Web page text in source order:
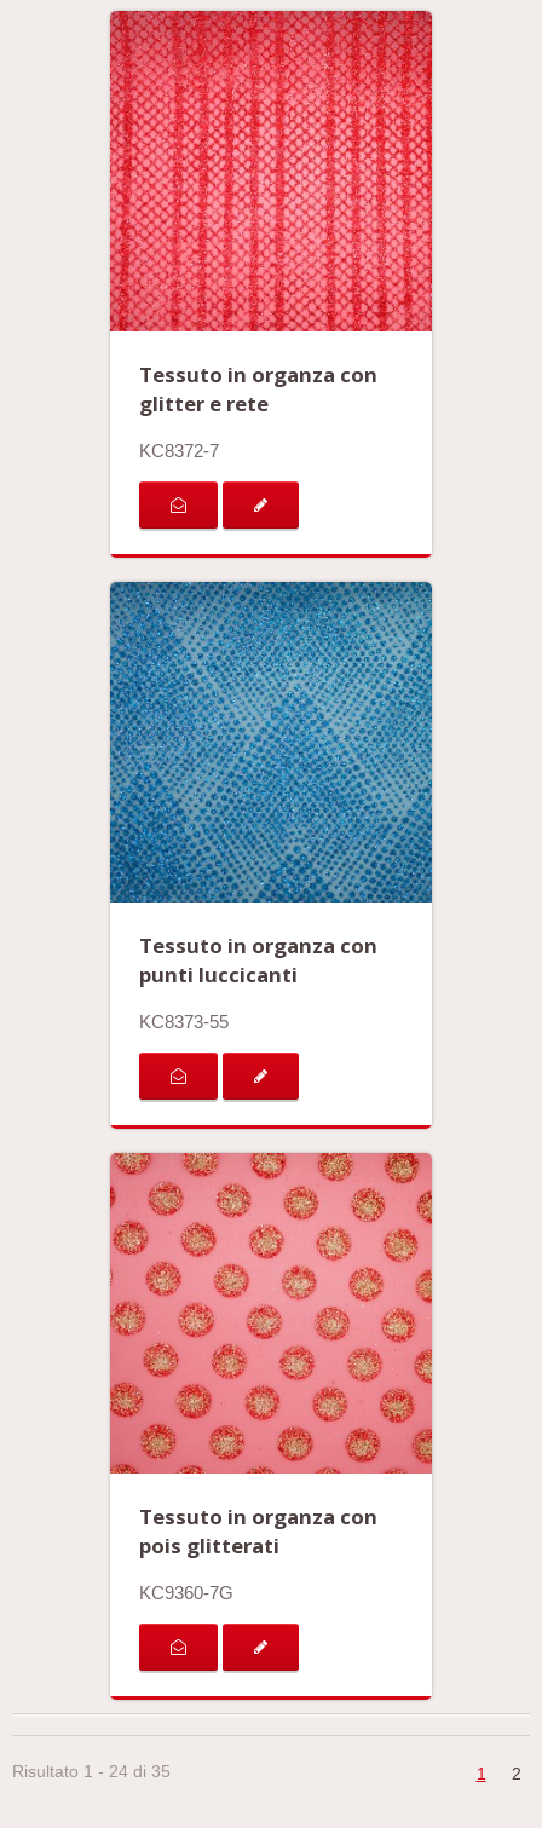
Tessuto in organza con
glitter e rete
KC8372-7
Tessuto in organza con
punti luccicanti
KC8373-55
Tessuto in organza con
pois glitterati
KC9360-7G
Risultato 1 - 24 di 35 1 2